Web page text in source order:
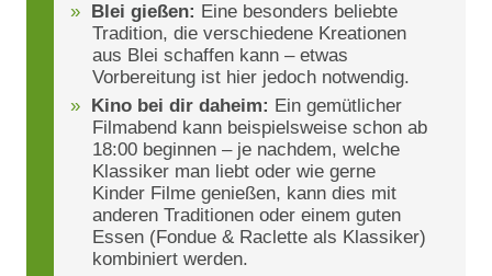
Blei gießen: Eine besonders beliebte
Tradition, die verschiedene Kreationen
aus Blei schaffen kann – etwas
Vorbereitung ist hier jedoch notwendig.
Kino bei dir daheim: Ein gemütlicher
Filmabend kann beispielsweise schon ab
18:00 beginnen – je nachdem, welche
Klassiker man liebt oder wie gerne
Kinder Filme genießen, kann dies mit
anderen Traditionen oder einem guten
Essen (Fondue & Raclette als Klassiker)
kombiniert werden.